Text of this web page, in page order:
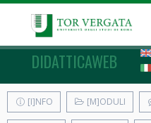
DIDATTICAWEB
[I]NFO [M]ODULI